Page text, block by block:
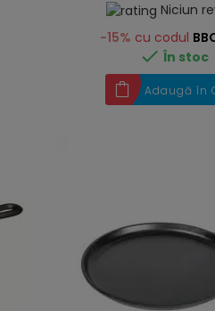
Niciun
-15% cu codul
 În stoc
Adaugă în